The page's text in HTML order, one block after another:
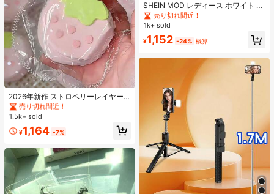
2026年新作 ストロベリーレイヤー
ケーキ シリコンスクイーズトイ 1
個、厚手&ソフト、学生、誕生日、
クリスマス、ゲーマー、ストレス解
消に最適なギフト
#1 ベストセラー
売り切れ間近！
#1 ベストセラー
売り切れ間近！
#1 ベストセラー
売り切れ間近！
#1 ベストセラー
に シリコーン ティーンエイジャー向けのノベルティ＆ギャグおもちゃ
売り切れ間近！
1.5k+ sold
¥1,164 -7%
SHEIN MOD レディース ホワイト 夏
用 かわいい エレガント ティーパー
ティー レース パフスリーブ シング
コートスタイル クロップトップ、ピ
ーターパンカラー Y2K
売り切れ間近！
1k+ sold
¥1,152 -24% 概算